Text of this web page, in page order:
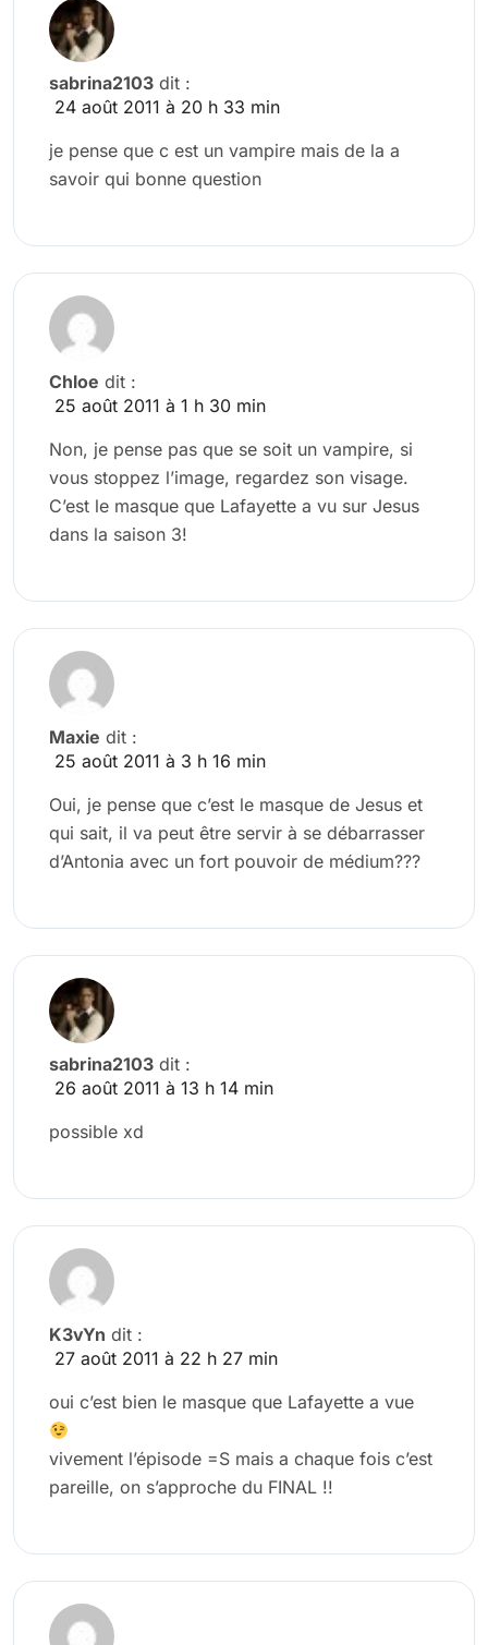
sabrina2103 dit :
24 août 2011 à 20 h 33 min
je pense que c est un vampire mais de la a
savoir qui bonne question
Chloe dit :
25 août 2011 à 1 h 30 min
Non, je pense pas que se soit un vampire, si
vous stoppez l’image, regardez son visage.
C’est le masque que Lafayette a vu sur Jesus
dans la saison 3!
Maxie dit :
25 août 2011 à 3 h 16 min
Oui, je pense que c’est le masque de Jesus et
qui sait, il va peut être servir à se débarrasser
d’Antonia avec un fort pouvoir de médium???
sabrina2103 dit :
26 août 2011 à 13 h 14 min
possible xd
K3vYn dit :
27 août 2011 à 22 h 27 min
oui c’est bien le masque que Lafayette a vue
vivement l’épisode =S mais a chaque fois c’est
pareille, on s’approche du FINAL !!